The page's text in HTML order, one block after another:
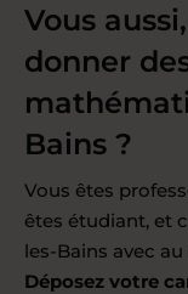
Vous
donner
Bains ?
Vous êtes
êtes étudiant, et
les-Bains avec
Déposez votre